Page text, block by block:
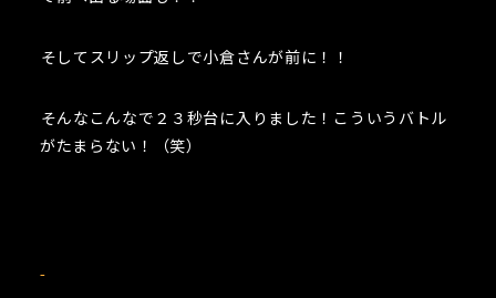
そしてスリップ返しで小倉さんが前に！！
そんなこんなで２３秒台に入りました！こういうバトル
がたまらない！（笑）